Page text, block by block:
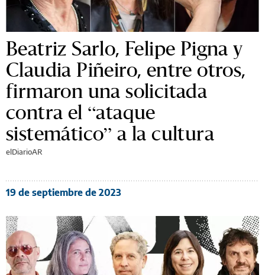
Beatriz Sarlo, Felipe Pigna y
Claudia Piñeiro, entre otros,
firmaron una solicitada
contra el “ataque
sistemático” a la cultura
elDiarioAR
19 de septiembre de 2023